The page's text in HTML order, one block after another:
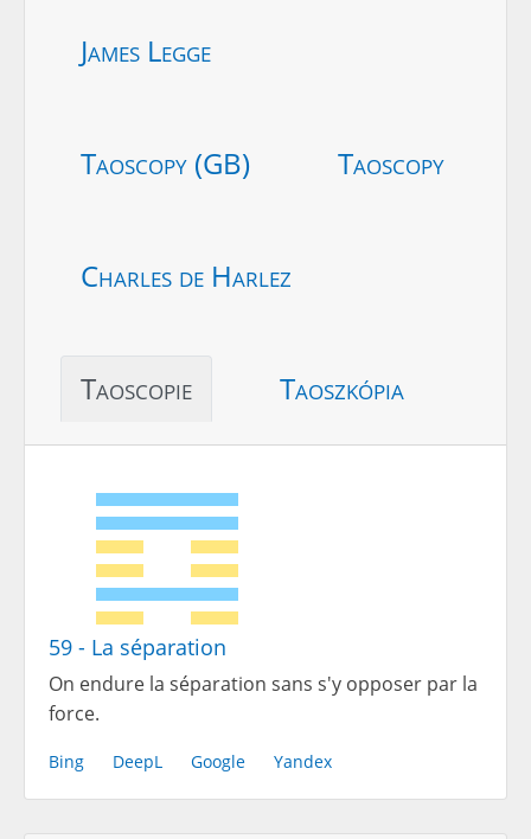
James Legge
Taoscopy (GB) Taoscopy
Charles de Harlez
Taoscopie Taoszkópia
59 - La séparation
On endure la séparation sans s'y opposer par la
force.
Bing DeepL Google Yandex